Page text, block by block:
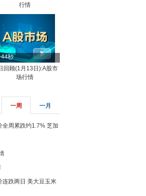
行情
44秒
回顾(1月13日):A股市
场行情
一周 一月
全周累跌约1.7% 芝加
连跌两日 美大豆玉米